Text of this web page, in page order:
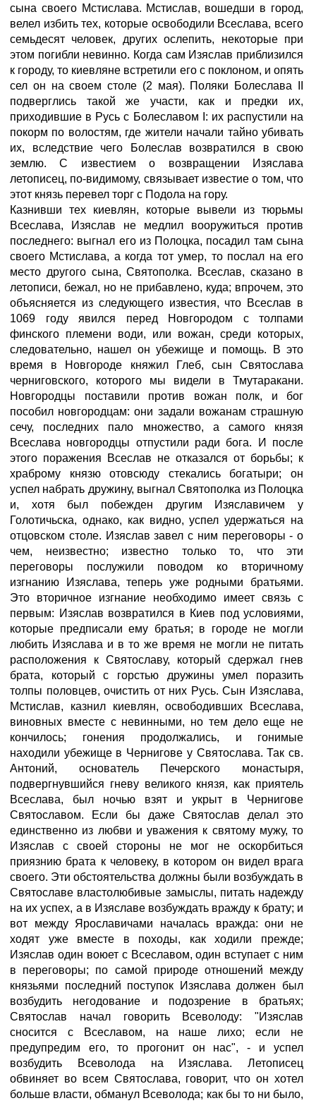
сына своего Мстислава. Мстислав, вошедши в город,
велел избить тех, которые освободили Всеслава, всего
семьдесят человек, других ослепить, некоторые при
этом погибли невинно. Когда сам Изяслав приблизился
к городу, то киевляне встретили его с поклоном, и опять
сел он на своем столе (2 мая). Поляки Болеслава II
подверглись такой же участи, как и предки их,
приходившие в Русь с Болеславом I: их распустили на
покорм по волостям, где жители начали тайно убивать
их, вследствие чего Болеслав возвратился в свою
землю. С известием о возвращении Изяслава
летописец, по-видимому, связывает известие о том, что
этот князь перевел торг с Подола на гору.
Казнивши тех киевлян, которые вывели из тюрьмы
Всеслава, Изяслав не медлил вооружиться против
последнего: выгнал его из Полоцка, посадил там сына
своего Мстислава, а когда тот умер, то послал на его
место другого сына, Святополка. Всеслав, сказано в
летописи, бежал, но не прибавлено, куда; впрочем, это
объясняется из следующего известия, что Всеслав в
1069 году явился перед Новгородом с толпами
финского племени води, или вожан, среди которых,
следовательно, нашел он убежище и помощь. В это
время в Новгороде княжил Глеб, сын Святослава
черниговского, которого мы видели в Тмутаракани.
Новгородцы поставили против вожан полк, и бог
пособил новгородцам: они задали вожанам страшную
сечу, последних пало множество, а самого князя
Всеслава новгородцы отпустили ради бога. И после
этого поражения Всеслав не отказался от борьбы; к
храброму князю отовсюду стекались богатыри; он
успел набрать дружину, выгнал Святополка из Полоцка
и, хотя был побежден другим Изяславичем у
Голотичьска, однако, как видно, успел удержаться на
отцовском столе. Изяслав завел с ним переговоры - о
чем, неизвестно; известно только то, что эти
переговоры послужили поводом ко вторичному
изгнанию Изяслава, теперь уже родными братьями.
Это вторичное изгнание необходимо имеет связь с
первым: Изяслав возвратился в Киев под условиями,
которые предписали ему братья; в городе не могли
любить Изяслава и в то же время не могли не питать
расположения к Святославу, который сдержал гнев
брата, который с горстью дружины умел поразить
толпы половцев, очистить от них Русь. Сын Изяслава,
Мстислав, казнил киевлян, освободивших Всеслава,
виновных вместе с невинными, но тем дело еще не
кончилось; гонения продолжались, и гонимые
находили убежище в Чернигове у Святослава. Так св.
Антоний, основатель Печерского монастыря,
подвергнувшийся гневу великого князя, как приятель
Всеслава, был ночью взят и укрыт в Чернигове
Святославом. Если бы даже Святослав делал это
единственно из любви и уважения к святому мужу, то
Изяслав с своей стороны не мог не оскорбиться
приязнию брата к человеку, в котором он видел врага
своего. Эти обстоятельства должны были возбуждать в
Святославе властолюбивые замыслы, питать надежду
на их успех, а в Изяславе возбуждать вражду к брату; и
вот между Ярославичами началась вражда: они не
ходят уже вместе в походы, как ходили прежде;
Изяслав один воюет с Всеславом, один вступает с ним
в переговоры; по самой природе отношений между
князьями последний поступок Изяслава должен был
возбудить негодование и подозрение в братьях;
Святослав начал говорить Всеволоду: "Изяслав
сносится с Всеславом, на наше лихо; если не
предупредим его, то прогонит он нас", - и успел
возбудить Всеволода на Изяслава. Летописец
обвиняет во всем Святослава, говорит, что он хотел
больше власти, обманул Всеволода; как бы то ни было,